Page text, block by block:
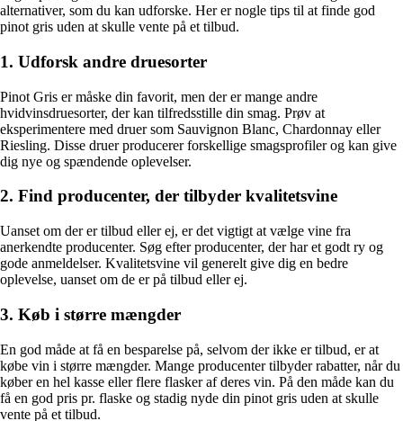
alternativer, som du kan udforske. Her er nogle tips til at finde god
pinot gris uden at skulle vente på et tilbud.
1. Udforsk andre druesorter
Pinot Gris er måske din favorit, men der er mange andre
hvidvinsdruesorter, der kan tilfredsstille din smag. Prøv at
eksperimentere med druer som Sauvignon Blanc, Chardonnay eller
Riesling. Disse druer producerer forskellige smagsprofiler og kan give
dig nye og spændende oplevelser.
2. Find producenter, der tilbyder kvalitetsvine
Uanset om der er tilbud eller ej, er det vigtigt at vælge vine fra
anerkendte producenter. Søg efter producenter, der har et godt ry og
gode anmeldelser. Kvalitetsvine vil generelt give dig en bedre
oplevelse, uanset om de er på tilbud eller ej.
3. Køb i større mængder
En god måde at få en besparelse på, selvom der ikke er tilbud, er at
købe vin i større mængder. Mange producenter tilbyder rabatter, når du
køber en hel kasse eller flere flasker af deres vin. På den måde kan du
få en god pris pr. flaske og stadig nyde din pinot gris uden at skulle
vente på et tilbud.